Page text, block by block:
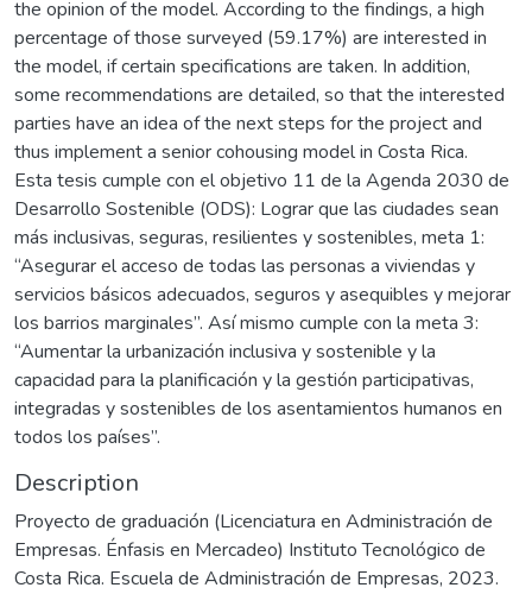
the opinion of the model. According to the findings, a high
percentage of those surveyed (59.17%) are interested in
the model, if certain specifications are taken. In addition,
some recommendations are detailed, so that the interested
parties have an idea of the next steps for the project and
thus implement a senior cohousing model in Costa Rica.
Esta tesis cumple con el objetivo 11 de la Agenda 2030 de
Desarrollo Sostenible (ODS): Lograr que las ciudades sean
más inclusivas, seguras, resilientes y sostenibles, meta 1:
“Asegurar el acceso de todas las personas a viviendas y
servicios básicos adecuados, seguros y asequibles y mejorar
los barrios marginales”. Así mismo cumple con la meta 3:
“Aumentar la urbanización inclusiva y sostenible y la
capacidad para la planificación y la gestión participativas,
integradas y sostenibles de los asentamientos humanos en
todos los países”.
Description
Proyecto de graduación (Licenciatura en Administración de
Empresas. Énfasis en Mercadeo) Instituto Tecnológico de
Costa Rica. Escuela de Administración de Empresas, 2023.